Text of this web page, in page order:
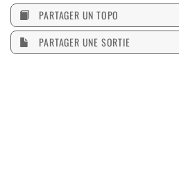
PARTAGER UN TOPO
PARTAGER UNE SORTIE